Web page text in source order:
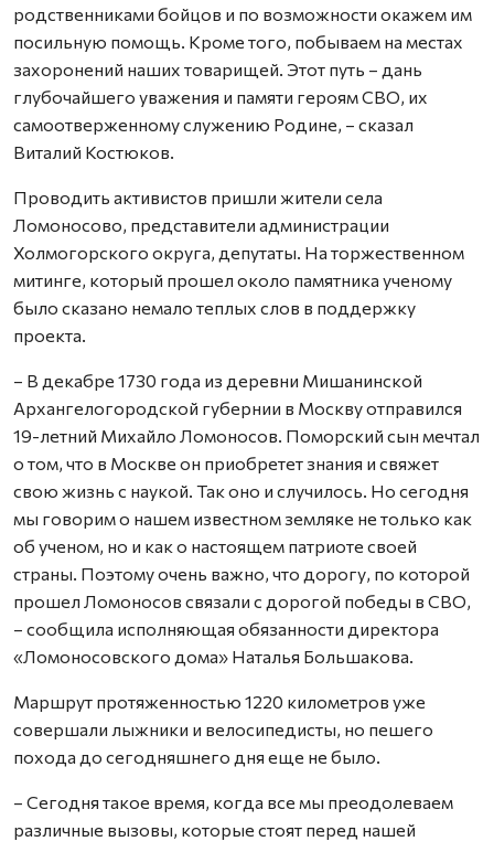
родственниками бойцов и по возможности окажем им
посильную помощь. Кроме того, побываем на местах
захоронений наших товарищей. Этот путь – дань
глубочайшего уважения и памяти героям СВО, их
самоотверженному служению Родине, – сказал
Виталий Костюков.
Проводить активистов пришли жители села
Ломоносово, представители администрации
Холмогорского округа, депутаты. На торжественном
митинге, который прошел около памятника ученому
было сказано немало теплых слов в поддержку
проекта.
– В декабре 1730 года из деревни Мишанинской
Архангелогородской губернии в Москву отправился
19-летний Михайло Ломоносов. Поморский сын мечтал
о том, что в Москве он приобретет знания и свяжет
свою жизнь с наукой. Так оно и случилось. Но сегодня
мы говорим о нашем известном земляке не только как
об ученом, но и как о настоящем патриоте своей
страны. Поэтому очень важно, что дорогу, по которой
прошел Ломоносов связали с дорогой победы в СВО,
– сообщила исполняющая обязанности директора
«Ломоносовского дома» Наталья Большакова.
Маршрут протяженностью 1220 километров уже
совершали лыжники и велосипедисты, но пешего
похода до сегодняшнего дня еще не было.
– Сегодня такое время, когда все мы преодолеваем
различные вызовы, которые стоят перед нашей